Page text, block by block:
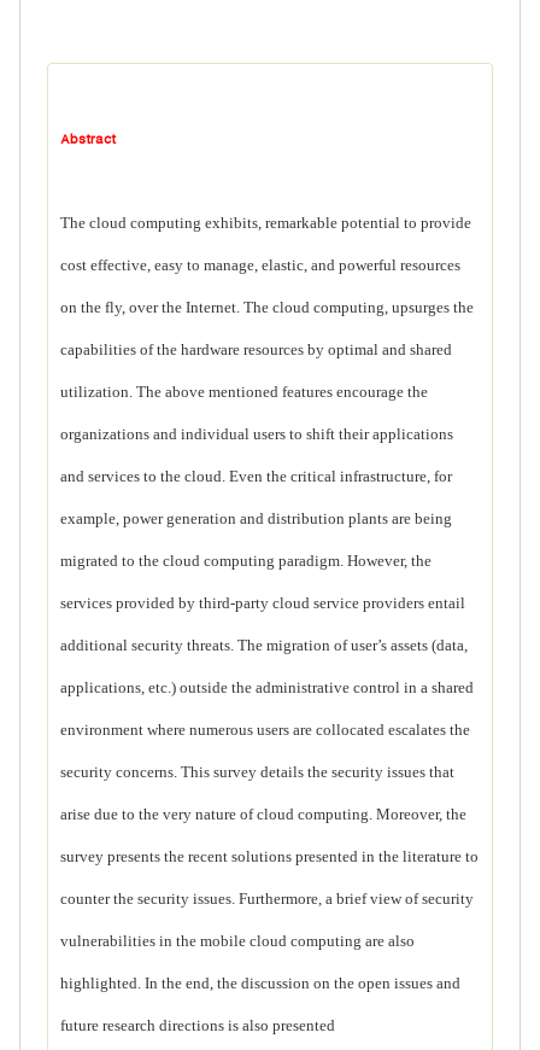
Abstract
The cloud computing exhibits, remarkable potential to provide
cost effective, easy to manage, elastic, and powerful resources
on the fly, over the Internet. The cloud computing, upsurges the
capabilities of the hardware resources by optimal and shared
utilization. The above mentioned features encourage the
organizations and individual users to shift their applications
and services to the cloud. Even the critical infrastructure, for
example, power generation and distribution plants are being
migrated to the cloud computing paradigm. However, the
services provided by third-party cloud service providers entail
additional security threats. The migration of user’s assets (data,
applications, etc.) outside the administrative control in a shared
environment where numerous users are collocated escalates the
security concerns. This survey details the security issues that
arise due to the very nature of cloud computing. Moreover, the
survey presents the recent solutions presented in the literature to
counter the security issues. Furthermore, a brief view of security
vulnerabilities in the mobile cloud computing are also
highlighted. In the end, the discussion on the open issues and
future research directions is also presented